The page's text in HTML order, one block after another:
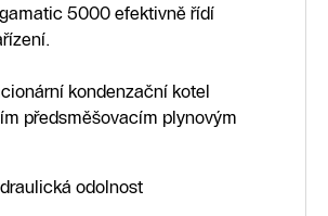
5000 efektivně řídí
kondenzační kotel
předsměšovacím plynovým
odolnost